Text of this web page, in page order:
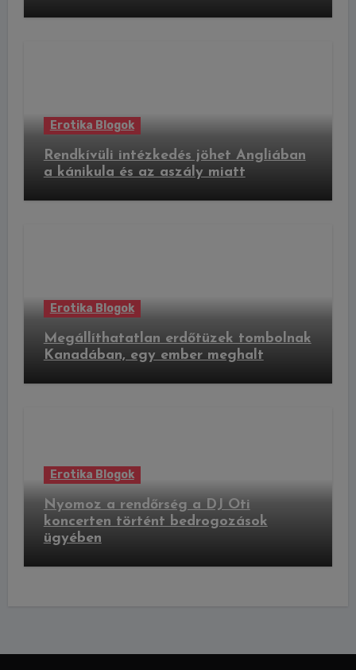
Erotika Blogok
Rendkívüli intézkedés jöhet Angliában
a kánikula és az aszály miatt
Erotika Blogok
Megállíthatatlan erdőtüzek tombolnak
Kanadában, egy ember meghalt
Erotika Blogok
Nyomoz a rendőrség a DJ Oti
koncerten történt bedrogozások
ügyében